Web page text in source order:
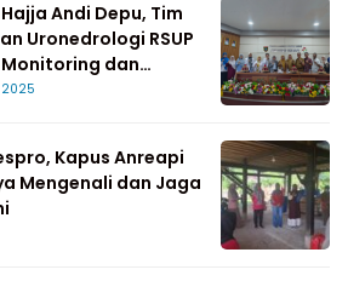
Andi Depu, Tim
Uronedrologi RSUP
dan
Kapus Anreapi
Mengenali dan Jaga